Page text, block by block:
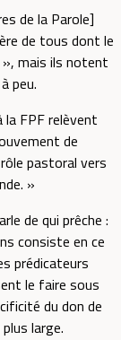
de la Parole]
de tous dont le
», mais ils notent
peu.
la FPF relèvent
de
pastoral vers
»
de qui prêche :
consiste en ce
prédicateurs
le faire sous
du don de
large.